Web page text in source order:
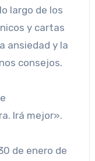
largo de los
y cartas
ansiedad y la
consejos.
Irá mejor».
de enero de